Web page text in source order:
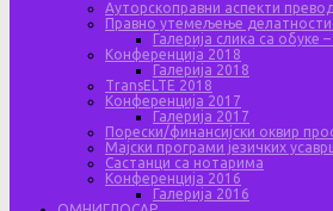
Ауторскоправни аспекти
Правно утемељење
Галерија слика са обуке
Конференција 2018
Галерија 2018
TransELTE 2018
Конференција 2017
Галерија 2017
Порески/финансијски оквир
Мајски програми језичких
Састанци са нотарима
Конференција 2016
Галерија 2016